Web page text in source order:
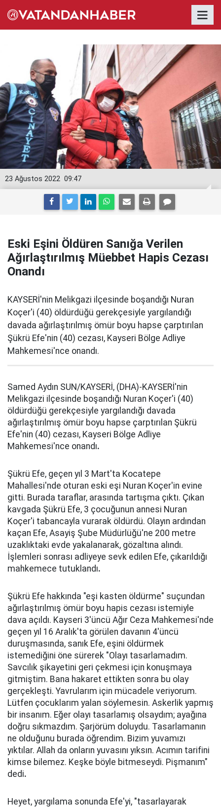
09:47
23 Ağustos 2022
Eski Eşini Öldüren Sanığa Verilen
Ağırlaştırılmış Müebbet Hapis Cezası
Onandı
KAYSERİ'nin Melikgazi ilçesinde boşandığı Nuran
Koçer'i (40) öldürdüğü gerekçesiyle yargılandığı
davada ağırlaştırılmış ömür boyu hapse çarptırılan
Şükrü Efe'nin (40) cezası, Kayseri Bölge Adliye
Mahkemesi'nce onandı.
Samed Aydın SUN/KAYSERİ, (DHA)-KAYSERİ'nin
Melikgazi ilçesinde boşandığı Nuran Koçer'i (40)
öldürdüğü gerekçesiyle yargılandığı davada
ağırlaştırılmış ömür boyu hapse çarptırılan Şükrü
Efe'nin (40) cezası, Kayseri Bölge Adliye
Mahkemesi'nce onandı.
Şükrü Efe, geçen yıl 3 Mart'ta Kocatepe
Mahallesi'nde oturan eski eşi Nuran Koçer'in evine
gitti. Burada taraflar, arasında tartışma çıktı. Çıkan
kavgada Şükrü Efe, 3 çocuğunun annesi Nuran
Koçer'i tabancayla vurarak öldürdü. Olayın ardından
kaçan Efe, Asayiş Şube Müdürlüğü'ne 200 metre
uzaklıktaki evde yakalanarak, gözaltına alındı.
İşlemleri sonrası adliyeye sevk edilen Efe, çıkarıldığı
mahkemece tutuklandı.
Şükrü Efe hakkında "eşi kasten öldürme" suçundan
ağırlaştırılmış ömür boyu hapis cezası istemiyle
dava açıldı. Kayseri 3'üncü Ağır Ceza Mahkemesi'nde
geçen yıl 16 Aralık'ta görülen davanın 4'üncü
duruşmasında, sanık Efe, eşini öldürmek
istemediğini öne sürerek "Olayı tasarlamadım.
Savcılık şikayetini geri çekmesi için konuşmaya
gitmiştim. Bana hakaret ettikten sonra bu olay
gerçekleşti. Yavrularım için mücadele veriyorum.
Lütfen çocuklarım yalan söylemesin. Askerlik yapmış
bir insanım. Eğer olayı tasarlamış olsaydım; ayağına
doğru sıkmazdım. Şarjörüm doluydu. Tasarlamanın
ne olduğunu burada öğrendim. Bizim yuvamızı
yıktılar. Allah da onların yuvasını yıksın. Acımın tarifini
kimse bilemez. Keşke böyle bitmeseydi. Pişmanım"
dedi.
Heyet, yargılama sonunda Efe'yi, "tasarlayarak